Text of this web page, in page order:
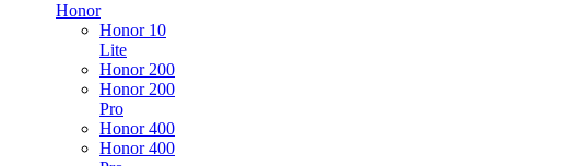
Honor
Honor 10
Lite
Honor 200
Honor 200
Pro
Honor 400
Honor 400